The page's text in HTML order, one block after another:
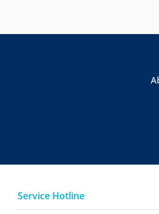
Service Hotline